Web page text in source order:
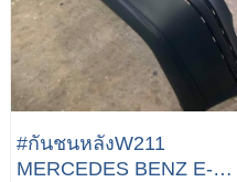
#กันชนหลังW211
MERCEDES BENZ E-